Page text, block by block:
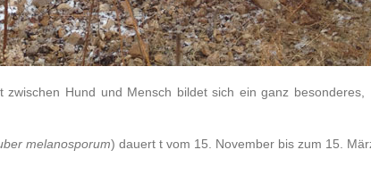
zwischen Hund und Mensch bildet sich ein ganz
melanosporum) dauert t vom 15. November bis zum 15.